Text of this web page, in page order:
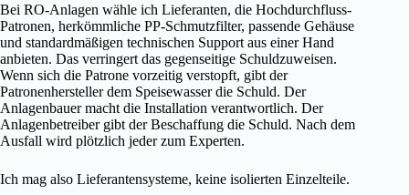
Bei RO-Anlagen wähle ich Lieferanten, die Hochdurchfluss-
Patronen, herkömmliche PP-Schmutzfilter, passende Gehäuse
und standardmäßigen technischen Support aus einer Hand
anbieten. Das verringert das gegenseitige Schuldzuweisen.
Wenn sich die Patrone vorzeitig verstopft, gibt der
Patronenhersteller dem Speisewasser die Schuld. Der
Anlagenbauer macht die Installation verantwortlich. Der
Anlagenbetreiber gibt der Beschaffung die Schuld. Nach dem
Ausfall wird plötzlich jeder zum Experten.
Ich mag also Lieferantensysteme, keine isolierten Einzelteile.